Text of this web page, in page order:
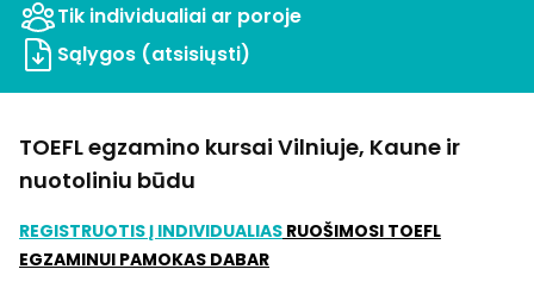
Tik individualiai ar poroje
Sąlygos (atsisiųsti)
TOEFL egzamino kursai Vilniuje, Kaune ir
nuotoliniu būdu
REGISTRUOTIS Į INDIVIDUALIAS RUOŠIMOSI TOEFL
EGZAMINUI PAMOKAS DABAR